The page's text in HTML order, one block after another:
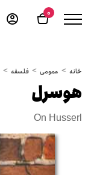
0
خانه عمومی فلسفه
هوسرل
On Husserl